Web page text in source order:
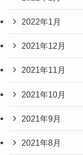
2022年1月
2021年12月
2021年11月
2021年10月
2021年9月
2021年8月